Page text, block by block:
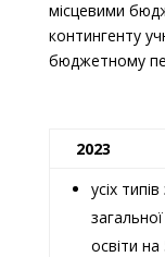
місцевими
контингенту
бюджетному
2023
усіх
освіти